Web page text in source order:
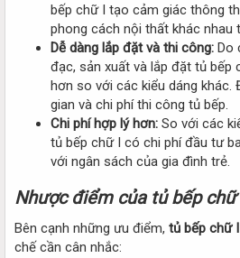
bếp chữ I tạo cảm giác thông
phong cách nội thất khác nhau
Dễ dàng lắp đặt và thi công: Do
đạc, sản xuất và lắp đặt tủ bếp
hơn so với các kiểu dáng khác.
gian và chi phí thi công tủ bếp.
Chi phí hợp lý hơn: So với các
tủ bếp chữ I có chi phí đầu tư
với ngân sách của gia đình trẻ.
Nhược điểm của tủ bếp chữ
Bên cạnh những ưu điểm, tủ bếp chữ I
chế cần cân nhắc: